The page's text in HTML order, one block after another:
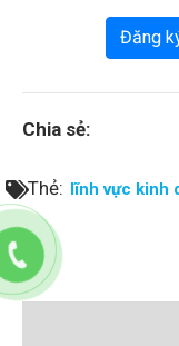
Đăng
Chia sẻ:
Thẻ: lĩnh vực kinh